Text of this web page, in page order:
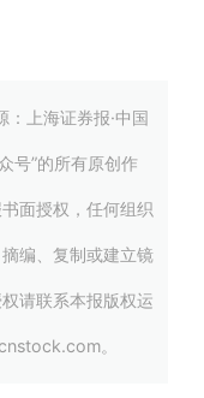
：上海证券报·中国
号”的所有原创作
面授权，任何组织
编、复制或建立镜
请联系本报版权运
。